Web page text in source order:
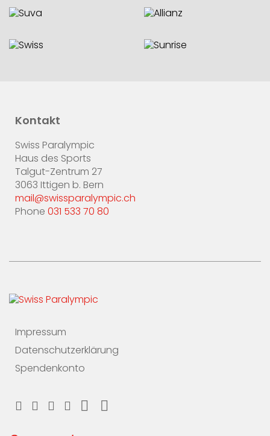
Kontakt
Swiss Paralympic
Haus des Sports
Talgut-Zentrum 27
3063 Ittigen b. Bern
mail@swissparalympic.ch
Phone 031 533 70 80
Impressum
Datenschutzerklärung
Spendenkonto